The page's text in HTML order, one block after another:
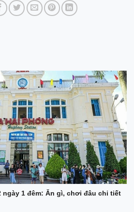
ngày 1 đêm: Ăn gì, chơi đâu chi tiết